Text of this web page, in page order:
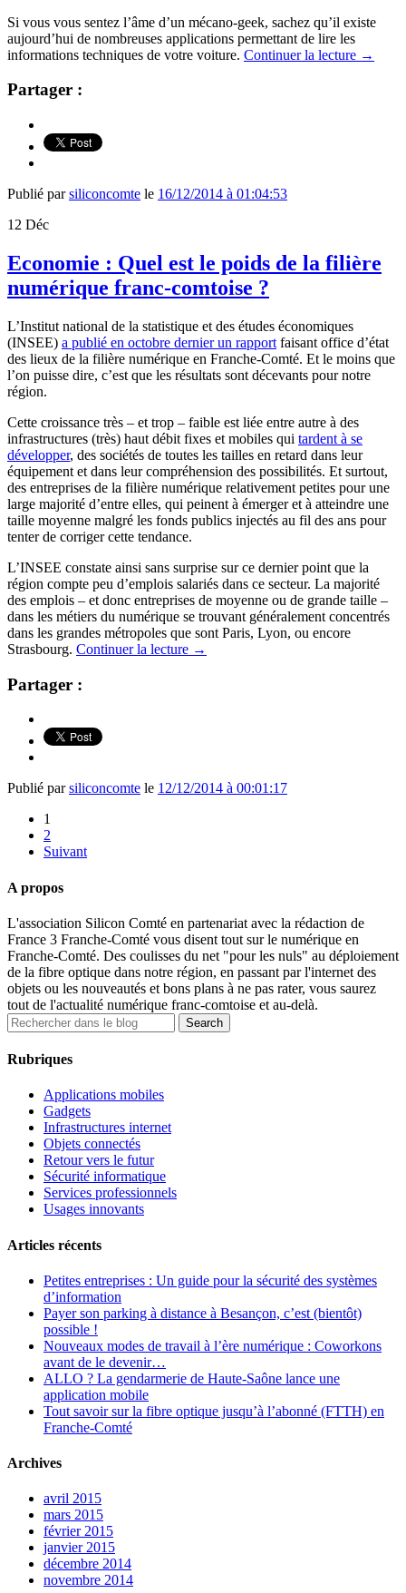
Si vous vous sentez l’âme d’un mécano-geek, sachez qu’il existe
aujourd’hui de nombreuses applications permettant de lire les
informations techniques de votre voiture. Continuer la lecture →
Partager :
Publié parsiliconcomte le 16/12/2014 à 01:04:53
12 Déc
Economie : Quel est le poids de la filière
numérique franc-comtoise ?
L’Institut national de la statistique et des études économiques
(INSEE) a publié en octobre dernier un rapport faisant office d’état
des lieux de la filière numérique en Franche-Comté. Et le moins que
l’on puisse dire, c’est que les résultats sont décevants pour notre
région.
Cette croissance très – et trop – faible est liée entre autre à des
infrastructures (très) haut débit fixes et mobiles qui tardent à se
développer, des sociétés de toutes les tailles en retard dans leur
équipement et dans leur compréhension des possibilités. Et surtout,
des entreprises de la filière numérique relativement petites pour une
large majorité d’entre elles, qui peinent à émerger et à atteindre une
taille moyenne malgré les fonds publics injectés au fil des ans pour
tenter de corriger cette tendance.
L’INSEE constate ainsi sans surprise sur ce dernier point que la
région compte peu d’emplois salariés dans ce secteur. La majorité
des emplois – et donc entreprises de moyenne ou de grande taille –
dans les métiers du numérique se trouvant généralement concentrés
dans les grandes métropoles que sont Paris, Lyon, ou encore
Strasbourg. Continuer la lecture →
Partager :
Publié parsiliconcomte le 12/12/2014 à 00:01:17
1
2
Suivant
A propos
L'association Silicon Comté en partenariat avec la rédaction de
France 3 Franche-Comté vous disent tout sur le numérique en
Franche-Comté. Des coulisses du net "pour les nuls" au déploiement
de la fibre optique dans notre région, en passant par l'internet des
objets ou les nouveautés et bons plans à ne pas rater, vous saurez
tout de l'actualité numérique franc-comtoise et au-delà.
Rubriques
Applications mobiles
Gadgets
Infrastructures internet
Objets connectés
Retour vers le futur
Sécurité informatique
Services professionnels
Usages innovants
Articles récents
Petites entreprises : Un guide pour la sécurité des systèmes
d’information
Payer son parking à distance à Besançon, c’est (bientôt)
possible !
Nouveaux modes de travail à l’ère numérique : Coworkons
avant de le devenir…
ALLO ? La gendarmerie de Haute-Saône lance une
application mobile
Tout savoir sur la fibre optique jusqu’à l’abonné (FTTH) en
Franche-Comté
Archives
avril 2015
mars 2015
février 2015
janvier 2015
décembre 2014
novembre 2014